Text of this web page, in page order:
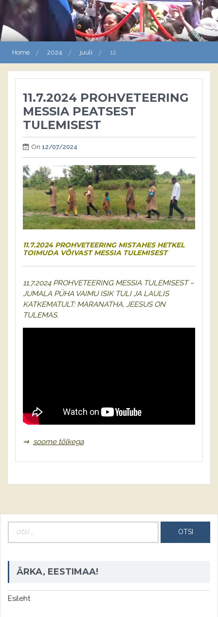
Home 2024 juuli 12
11.7.2024 PROHVETEERING
MESSIA PEATSEST
TULEMISEST
On 12/07/2024
11.7.2024 PROHVETEERING MISTAHES HETKEL
TOIMUDA VÕIVAST MESSIA TULEMISEST
11.7.2024 PROHVETEERING MESSIA TULEMISEST –
JUMALA PÜHA VAIMU ISIK TULI JA LAULIS
KATKEMATULT: MARANATHA, JEESUS ON
TULEMAS.
⇒ soome tõlkega
ÄRKA, EESTIMAA!
Esileht